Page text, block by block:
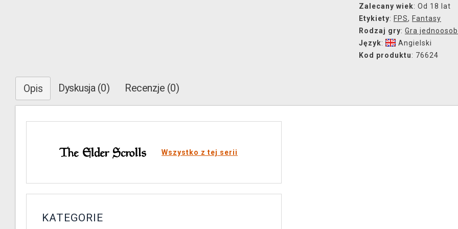
Zalecany wiek: Od 18 lat
Etykiety: FPS, Fantasy
Rodzaj gry: Gra
Język:
Angielski
Kod produktu: 76624
Opis Dyskusja (0) Recenzje (0)
Wszystko z tej serii
KATEGORIE